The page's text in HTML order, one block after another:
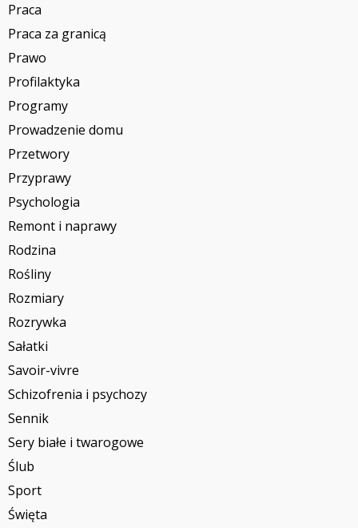
Praca
Praca za granicą
Prawo
Profilaktyka
Programy
Prowadzenie domu
Przetwory
Przyprawy
Psychologia
Remont i naprawy
Rodzina
Rośliny
Rozmiary
Rozrywka
Sałatki
Savoir-vivre
Schizofrenia i psychozy
Sennik
Sery białe i twarogowe
Ślub
Sport
Święta